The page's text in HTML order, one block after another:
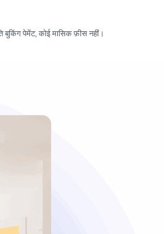
पेमेंट, कोई मासिक फ़ीस नहीं।